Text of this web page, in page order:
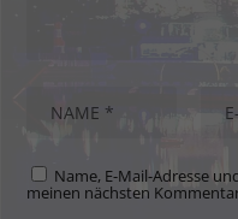
Name, E-Mail-Adresse
meinen nächsten